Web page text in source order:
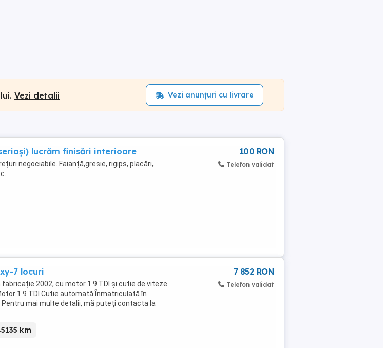
Vezi detalii Vezi anunțuri cu livrare
lucrăm finisări interioare
negociabile. Faianță,gresie, rigips, placări,
100 RON
Telefon validat
7 locuri
fabricație 2002, cu motor 1.9 TDI și cutie de viteze
1.9 TDI Cutie automată Înmatriculată în
Pentru mai multe detalii, mă puteți contacta la
km
7 852 RON
Telefon validat